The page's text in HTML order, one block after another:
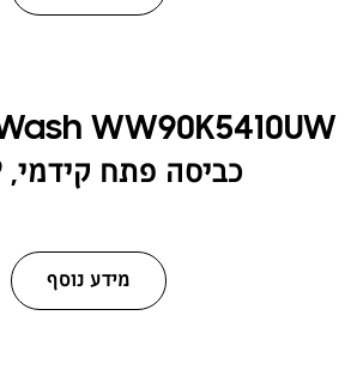
כביסה פתח קידמי, 9 ק"ג
מידע נוסף